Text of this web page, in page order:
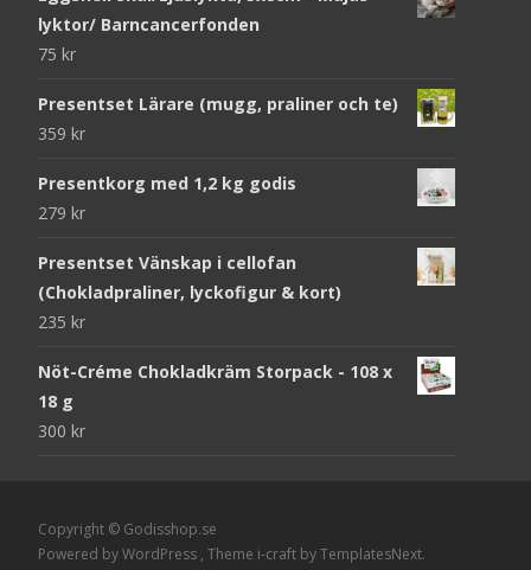
lyktor/ Barncancerfonden
75 kr
Presentset Lärare (mugg, praliner och te)
359 kr
Presentkorg med 1,2 kg godis
279 kr
Presentset Vänskap i cellofan
(Chokladpraliner, lyckofigur & kort)
235 kr
Nöt-Créme Chokladkräm Storpack - 108 x
18 g
300 kr
Copyright © Godisshop.se
Powered by WordPress , Theme i-craft by TemplatesNext.